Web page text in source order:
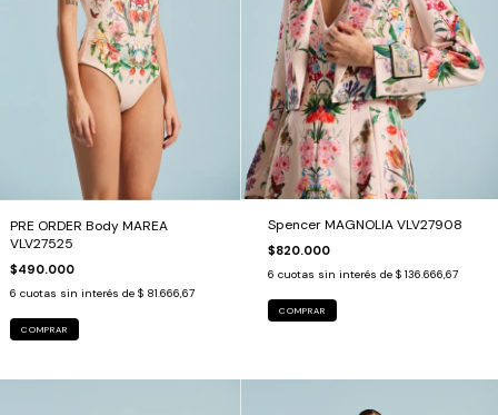
PRE ORDER Body MAREA
VLV27525
$490.000
6 cuotas sin interés de $ 81.666,67
COMPRAR
Spencer MAGNOLIA VLV27908
$820.000
6 cuotas sin interés de $ 136.666,67
COMPRAR